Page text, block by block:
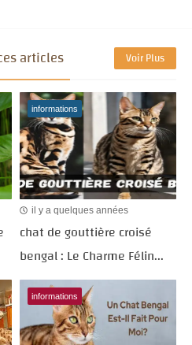
articles Voir Plus
informations
il y a quelques années
chat de gouttière croisé
bengal : Le Charme Félin...
informations